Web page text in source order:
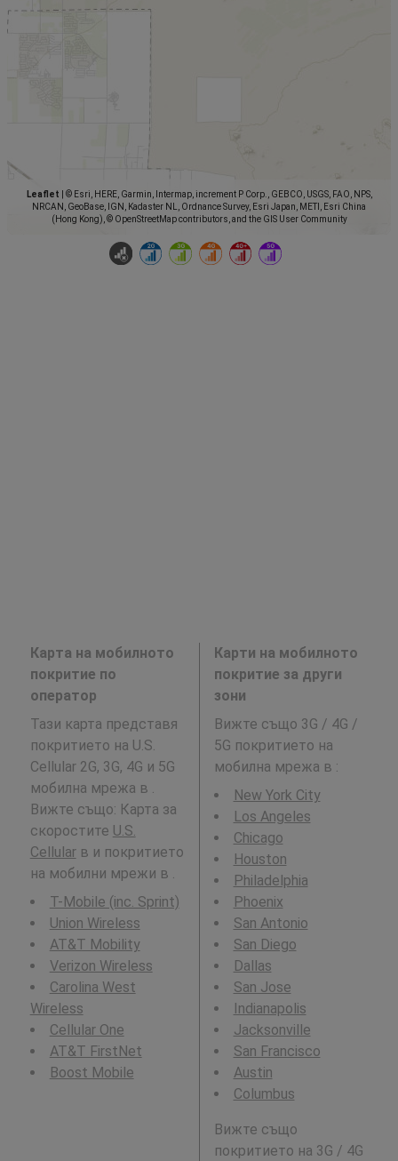
Leaflet
© Esri, HERE, Garmin, Intermap, increment P Corp., GEBCO, USGS, FAO, NPS,
NRCAN, GeoBase, IGN, Kadaster NL, Ordnance Survey, Esri Japan, METI, Esri China
(Hong Kong), © OpenStreetMap contributors, and the GIS User Community
Карта на мобилното
покритие по
оператор
Тази карта представя
покритието на U.S.
Cellular 2G, 3G, 4G и 5G
мобилна мрежа в .
Вижте също: Карта за
скоростите U.S.
Cellularв и покритието
на мобилни мрежи в .
T-Mobile (inc. Sprint)
Union Wireless
AT&T Mobility
Verizon Wireless
Carolina West
Wireless
Cellular One
AT&T FirstNet
Boost Mobile
Карти на мобилното
покритие за други
зони
Вижте също 3G / 4G /
5G покритието на
мобилна мрежа в :
New York City
Los Angeles
Chicago
Houston
Philadelphia
Phoenix
San Antonio
San Diego
Dallas
San Jose
Indianapolis
Jacksonville
San Francisco
Austin
Columbus
Вижте също
покритието на 3G / 4G